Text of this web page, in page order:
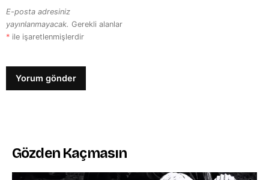
E-posta adresiniz
yayınlanmayacak. Gerekli alanlar
* ile işaretlenmişlerdir
Gözden Kaçmasın